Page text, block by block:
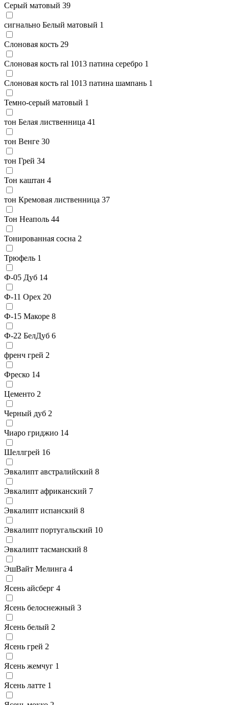
Серый матовый 39
сигнально Белый матовый 1
Слоновая кость 29
Слоновая кость ral 1013 патина серебро 1
Слоновая кость ral 1013 патина шампань 1
Темно-серый матовый 1
тон Белая лиственница 41
тон Венге 30
тон Грей 34
Тон каштан 4
тон Кремовая лиственница 37
Тон Неаполь 44
Тонированная сосна 2
Трюфель 1
Ф-05 Дуб 14
Ф-11 Орех 20
Ф-15 Макоре 8
Ф-22 БелДуб 6
френч грей 2
Фреско 14
Цементо 2
Черный дуб 2
Чиаро гриджио 14
Шеллгрей 16
Эвкалипт австралийский 8
Эвкалипт африканский 7
Эвкалипт испанский 8
Эвкалипт португальский 10
Эвкалипт тасманский 8
ЭшВайт Мелинга 4
Ясень айсберг 4
Ясень белоснежный 3
Ясень белый 2
Ясень грей 2
Ясень жемчуг 1
Ясень латте 1